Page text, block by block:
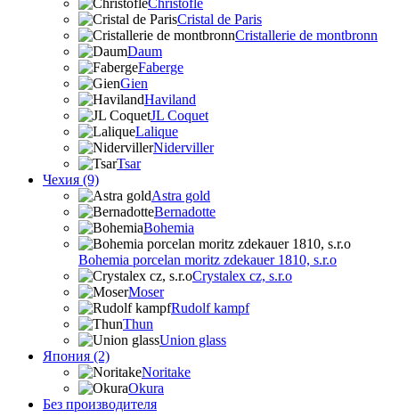
Christofle
Cristal de Paris
Cristallerie de montbronn
Daum
Faberge
Gien
Haviland
JL Coquet
Lalique
Niderviller
Tsar
Чехия (9)
Astra gold
Bernadotte
Bohemia
Bohemia porcelan moritz zdekauer 1810, s.r.o
Crystalex cz, s.r.o
Moser
Rudolf kampf
Thun
Union glass
Япония (2)
Noritake
Okura
Без производителя